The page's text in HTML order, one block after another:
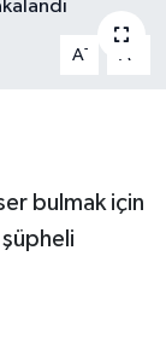
A- A
bulmak için